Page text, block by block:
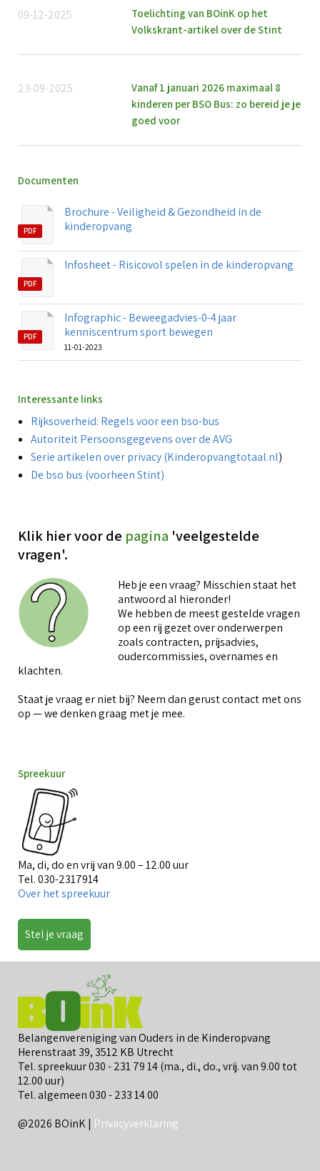
Toelichting van BOinK op het
Volkskrant-artikel over de Stint
09-12-2025
Vanaf 1 januari 2026 maximaal 8
kinderen per BSO Bus: zo bereid je je
goed voor
23-09-2025
Documenten
PDF
Brochure - Veiligheid & Gezondheid in de
kinderopvang
PDF
Infosheet - Risicovol spelen in de kinderopvang
PDF
Infographic - Beweegadvies-0-4 jaar
kenniscentrum sport bewegen
11-01-2023
Interessante links
Rijksoverheid: Regels voor een bso-bus
Autoriteit Persoonsgegevens over de AVG
Serie artikelen over privacy (Kinderopvangtotaal.nl)
De bso bus (voorheen Stint)
Klik hier voor de pagina 'veelgestelde
vragen'.
Heb je een vraag? Misschien staat het
antwoord al hieronder!
We hebben de meest gestelde vragen
op een rij gezet over onderwerpen
zoals contracten, prijsadvies,
oudercommissies, overnames en
klachten.
Staat je vraag er niet bij? Neem dan gerust contact met ons
op — we denken graag met je mee.
Spreekuur
Ma, di, do en vrij van 9.00 – 12.00 uur
Tel. 030-2317914
Over het spreekuur
Stel je vraag
Belangenvereniging van Ouders in de Kinderopvang
Herenstraat 39, 3512 KB Utrecht
Tel. spreekuur 030 - 231 79 14 (ma., di., do., vrij. van 9.00 tot
12.00 uur)
Tel. algemeen 030 - 233 14 00
@2026 BOinK | Privacyverklaring